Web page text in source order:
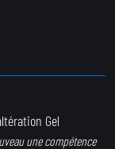
Gel
une compétence